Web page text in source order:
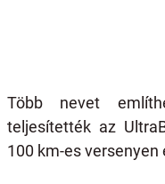
Több nevet
teljesítették az
100 km-es